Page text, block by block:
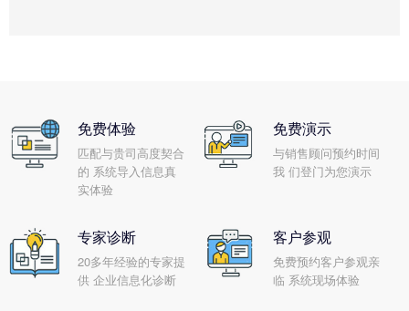
免费体验
匹配与贵司高度契合
的 系统导入信息真
实体验
免费演示
与销售顾问预约时间
我 们登门为您演示
专家诊断
20多年经验的专家提
供 企业信息化诊断
客户参观
免费预约客户参观亲
临 系统现场体验